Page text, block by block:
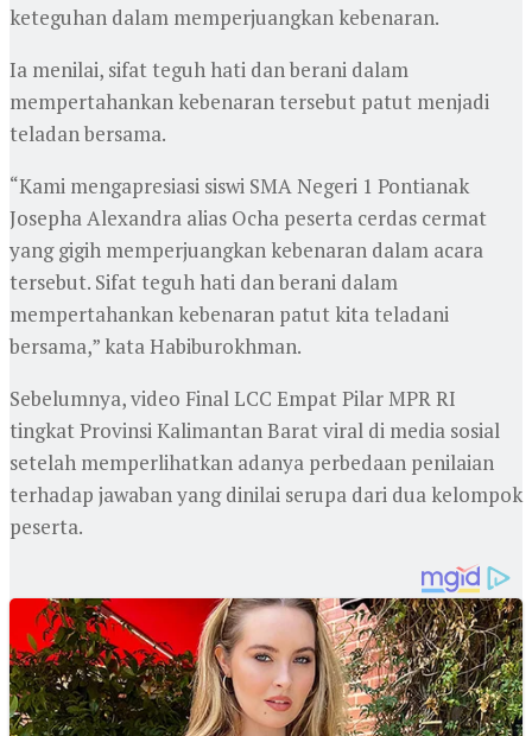
keteguhan dalam memperjuangkan kebenaran.
Ia menilai, sifat teguh hati dan berani dalam
mempertahankan kebenaran tersebut patut menjadi
teladan bersama.
“Kami mengapresiasi siswi SMA Negeri 1 Pontianak
Josepha Alexandra alias Ocha peserta cerdas cermat
yang gigih memperjuangkan kebenaran dalam acara
tersebut. Sifat teguh hati dan berani dalam
mempertahankan kebenaran patut kita teladani
bersama,” kata Habiburokhman.
Sebelumnya, video Final LCC Empat Pilar MPR RI
tingkat Provinsi Kalimantan Barat viral di media sosial
setelah memperlihatkan adanya perbedaan penilaian
terhadap jawaban yang dinilai serupa dari dua kelompok
peserta.